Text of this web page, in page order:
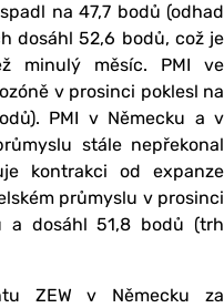
na 47,7 bodů (odhad
dosáhl 52,6 bodů, což je
minulý měsíc. PMI ve
v prosinci poklesl na
PMI v Německu a v
stále nepřekonal
kontrakci od expanze
průmyslu v prosinci
dosáhl 51,8 bodů (trh
ZEW v Německu za